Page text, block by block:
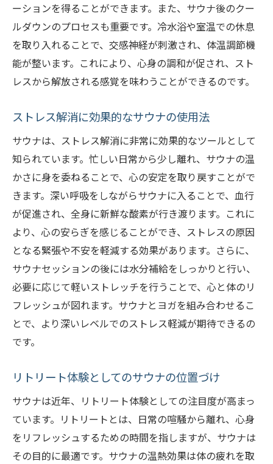
ヨガとサウナの融合がもたらす新しい健康
法
サウナの温浴効果がヨガの柔軟性を引き出す理
由
サウナの温熱効果がもたらす筋肉の柔軟性
ヨガポーズの効果を高めるサウナの役割
温浴による筋肉のリラクゼーションとヨガ
柔軟性向上のための効果的なサウナ活用法
筋肉の緊張を和らげるサウナの魅力
サウナとヨガの相互作用で柔軟性を高める
心の安らぎを求めてサウナとヨガを試す価値
日常のストレスを解消するサウナの力
心の平和を育むヨガの役割
サウナとヨガで得られる精神的リフレッシ
ュ
心の健康を考えたサウナヨガの可能性
内面的な安らぎを求めてサウナヨガを始め
サウナで筋肉をほぐしヨガで心を静めるプロセ
ス
筋肉のほぐれる瞬間を体感するサウナ
ーションを得ることができます。また、サウナ後のクー
ルダウンのプロセスも重要です。冷水浴や室温での休息
を取り入れることで、交感神経が刺激され、体温調節機
能が整います。これにより、心身の調和が促され、スト
レスから解放される感覚を味わうことができるのです。
ストレス解消に効果的なサウナの使用法
サウナは、ストレス解消に非常に効果的なツールとして
知られています。忙しい日常から少し離れ、サウナの温
かさに身を委ねることで、心の安定を取り戻すことがで
きます。深い呼吸をしながらサウナに入ることで、血行
が促進され、全身に新鮮な酸素が行き渡ります。これに
より、心の安らぎを感じることができ、ストレスの原因
となる緊張や不安を軽減する効果があります。さらに、
サウナセッションの後には水分補給をしっかりと行い、
必要に応じて軽いストレッチを行うことで、心と体のリ
フレッシュが図れます。サウナとヨガを組み合わせるこ
とで、より深いレベルでのストレス軽減が期待できるの
です。
リトリート体験としてのサウナの位置づけ
サウナは近年、リトリート体験としての注目度が高まっ
ています。リトリートとは、日常の喧騒から離れ、心身
をリフレッシュするための時間を指しますが、サウナは
その目的に最適です。サウナの温熱効果は体の疲れを取